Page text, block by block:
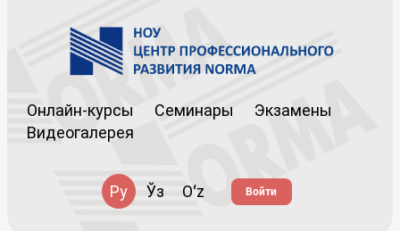
Онлайн-курсы Семинары
Экзамены
Видеогалерея
Ру Ўз Oʻz Войти